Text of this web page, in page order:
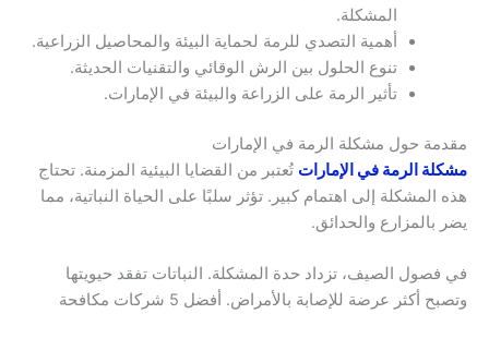
المشكلة.
أهمية التصدي للرمة لحماية البيئة والمحاصيل الزراعية.
تنوع الحلول بين الرش الوقائي والتقنيات الحديثة.
تأثير الرمة على الزراعة والبيئة في الإمارات.
مقدمة حول مشكلة الرمة في الإمارات
مشكلة الرمة في الإمارات تُعتبر من القضايا البيئية المزمنة. تحتاج
هذه المشكلة إلى اهتمام كبير. تؤثر سلبًا على الحياة النباتية، مما
يضر بالمزارع والحدائق.
في فصول الصيف، تزداد حدة المشكلة. النباتات تفقد حيويتها
وتصبح أكثر عرضة للإصابة بالأمراض. أفضل 5 شركات مكافحة